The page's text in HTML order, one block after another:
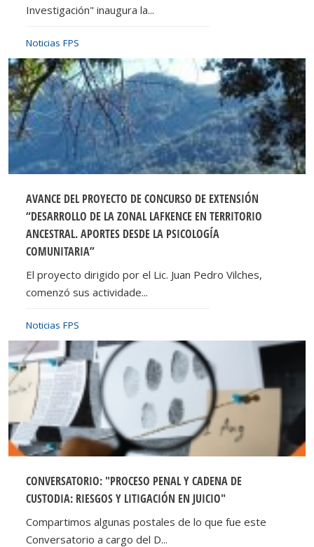
Noticias FPS
Investigación" inaugura la...
AVANCE DEL PROYECTO DE CONCURSO DE EXTENSIÓN
“DESARROLLO DE LA ZONAL LAFKENCE EN TERRITORIO
ANCESTRAL. APORTES DESDE LA PSICOLOGÍA
COMUNITARIA”
Noticias FPS
El proyecto dirigido por el Lic. Juan Pedro Vilches,
comenzó sus actividade...
CONVERSATORIO: "PROCESO PENAL Y CADENA DE
CUSTODIA: RIESGOS Y LITIGACIÓN EN JUICIO"
Compartimos algunas postales de lo que fue este
Conversatorio a cargo del D...